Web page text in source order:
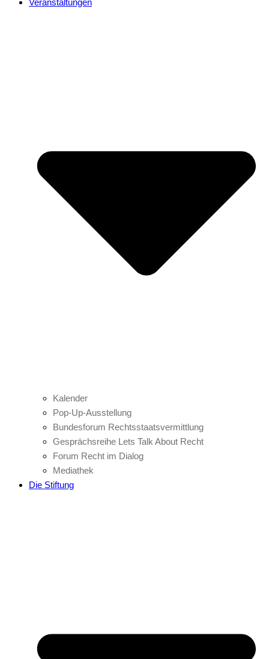
Veranstaltungen
Kalender
Pop-Up-Ausstellung
Bundesforum Rechtsstaatsvermittlung
Gesprächsreihe Lets Talk About Recht
Forum Recht im Dialog
Mediathek
Die Stiftung